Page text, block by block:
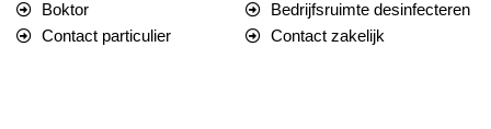
Boktor
Contact particulier
Bedrijfsruimte desinfecteren
Contact zakelijk